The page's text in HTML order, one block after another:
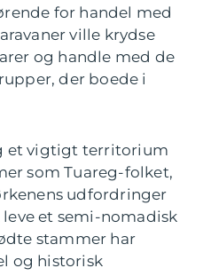
for handel med
ville krydse
og handle med de
der boede i
et vigtigt territorium
som Tuareg-folket,
udfordringer
et semi-nomadisk
stammer har
og historisk